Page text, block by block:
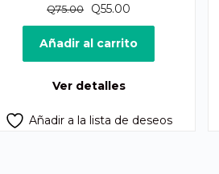
Q75.00
El
precio
original
era:
Q55.00
precio
actual
es:
Añadir al carrito
Ver detalles
Añadir a la lista de deseos